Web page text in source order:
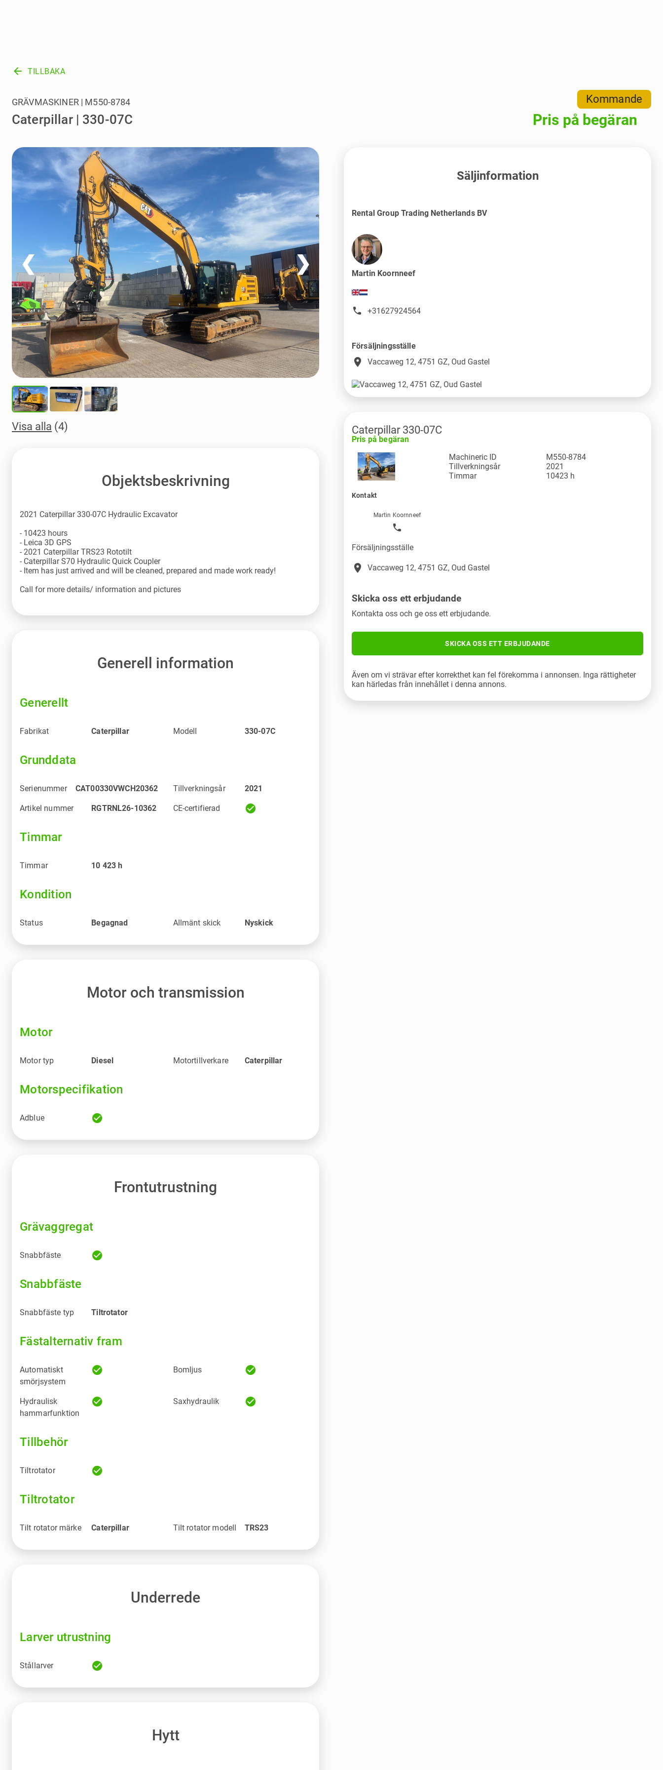
arrow_back TILLBAKA
Kommande
Caterpillar | 330-07C
GRÄVMASKINER | M550-8784
Pris på begäran
❮ ❯
Visa alla (4)
Objektsbeskrivning
2021 Caterpillar 330-07C Hydraulic Excavator
- 10423 hours
- Leica 3D GPS
- 2021 Caterpillar TRS23 Rototilt
- Caterpillar S70 Hydraulic Quick Coupler
- Item has just arrived and will be cleaned, prepared and made work ready!
Call for more details/ information and pictures
Generell information
Generellt
Fabrikat Caterpillar Modell 330-07C
Grunddata
Serienummer CAT00330VWCH20362 Tillverkningsår 2021
Artikel nummer RGTRNL26-10362 CE-certifierad check_circle
Timmar
Timmar 10 423h
Kondition
Status Begagnad Allmänt skick Nyskick
Motor och transmission
Motor
Motor typ Diesel Motortillverkare Caterpillar
Motorspecifikation
Adblue check_circle
Frontutrustning
Grävaggregat
Snabbfäste check_circle
Snabbfäste
Snabbfäste typ Tiltrotator
Fästalternativ fram
Automatiskt
smörjsystem
check_circle Bomljus check_circle
Hydraulisk
hammarfunktion
check_circle Saxhydraulik check_circle
Tillbehör
Tiltrotator check_circle
Tiltrotator
Tilt rotator märke Caterpillar Tilt rotator modell TRS23
Underrede
Larver utrustning
Stållarver check_circle
Hytt
Säljinformation
Rental Group Trading Netherlands BV
Martin Koornneef
+31627924564
Försäljningsställe
place Vaccaweg 12, 4751 GZ, Oud Gastel
Caterpillar 330-07C
Pris på begäran
Machineric ID
M550-8784
Tillverkningsår
2021
Timmar
10423 h
Kontakt
Martin Koornneef
Försäljningsställe
place Vaccaweg 12, 4751 GZ, Oud Gastel
Skicka oss ett erbjudande
Kontakta oss och ge oss ett erbjudande.
SKICKA OSS ETT ERBJUDANDE
Även om vi strävar efter korrekthet kan fel förekomma i annonsen. Inga rättigheter
kan härledas från innehållet i denna annons.